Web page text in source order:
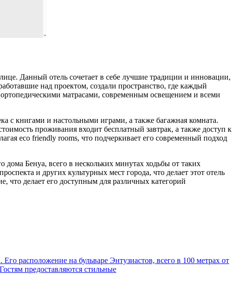
Данный отель сочетает в себе лучшие традиции и инновации,
над проектом, создали пространство, где каждый
матрасами, современным освещением и всеми
с книгами и настольными играми, а также багажная комната.
проживания входит бесплатный завтрак, а также доступ к
eco friendly rooms, что подчеркивает его современный подход
дома Бенуа, всего в нескольких минутах ходьбы от таких
и других культурных мест города, что делает этот отель
что делает его доступным для различных категорий
расположение на бульваре Энтузиастов, всего в 100 метрах от
предоставляются стильные